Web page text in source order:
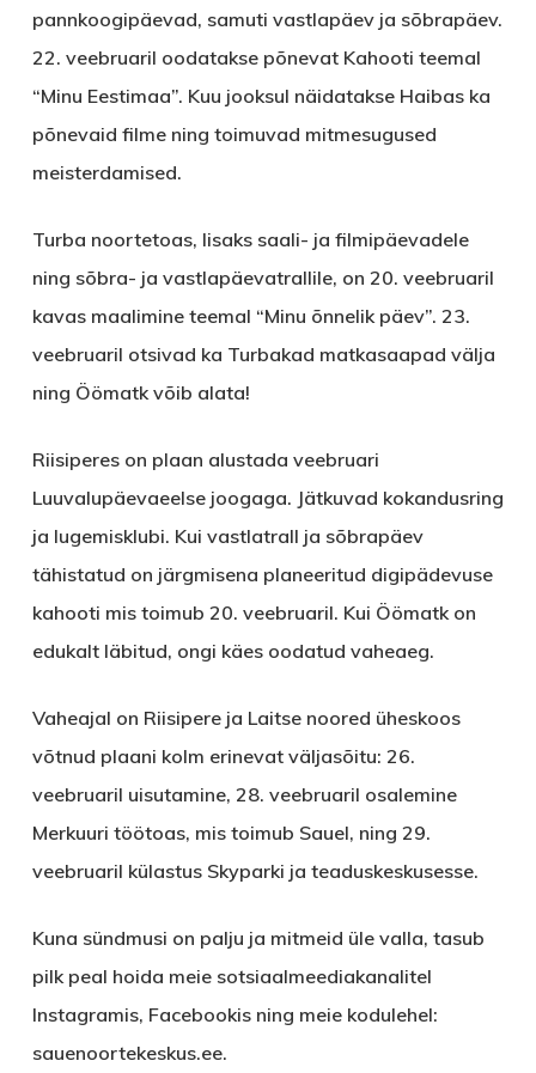
pannkoogipäevad, samuti vastlapäev ja sõbrapäev.
22. veebruaril oodatakse põnevat Kahooti teemal
“Minu Eestimaa”. Kuu jooksul näidatakse Haibas ka
põnevaid filme ning toimuvad mitmesugused
meisterdamised.
Turba noortetoas, lisaks saali- ja filmipäevadele
ning sõbra- ja vastlapäevatrallile, on 20. veebruaril
kavas maalimine teemal “Minu õnnelik päev”. 23.
veebruaril otsivad ka Turbakad matkasaapad välja
ning Öömatk võib alata!
Riisiperes on plaan alustada veebruari
Luuvalupäevaeelse joogaga. Jätkuvad kokandusring
ja lugemisklubi. Kui vastlatrall ja sõbrapäev
tähistatud on järgmisena planeeritud digipädevuse
kahooti mis toimub 20. veebruaril. Kui Öömatk on
edukalt läbitud, ongi käes oodatud vaheaeg.
Vaheajal on Riisipere ja Laitse noored üheskoos
võtnud plaani kolm erinevat väljasõitu: 26.
veebruaril uisutamine, 28. veebruaril osalemine
Merkuuri töötoas, mis toimub Sauel, ning 29.
veebruaril külastus Skyparki ja teaduskeskusesse.
Kuna sündmusi on palju ja mitmeid üle valla, tasub
pilk peal hoida meie sotsiaalmeediakanalitel
Instagramis, Facebookis ning meie kodulehel:
sauenoortekeskus.ee.